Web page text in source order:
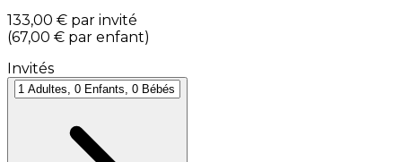
133,00 € par invité
(67,00 € par enfant)
Invités